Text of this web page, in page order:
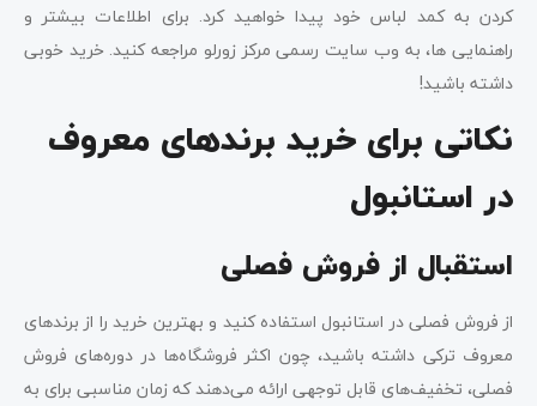
کردن به کمد لباس خود پیدا خواهید کرد. برای اطلاعات بیشتر و
راهنمایی ها، به وب سایت رسمی مرکز زورلو مراجعه کنید. خرید خوبی
داشته باشید!
نکاتی برای خرید برندهای معروف
در استانبول
استقبال از فروش فصلی
از فروش فصلی در استانبول استفاده کنید و بهترین خرید را از برندهای
معروف ترکی داشته باشید، چون اکثر فروشگاه‌ها در دوره‌های فروش
فصلی، تخفیف‌های قابل توجهی ارائه می‌دهند که زمان مناسبی برای به